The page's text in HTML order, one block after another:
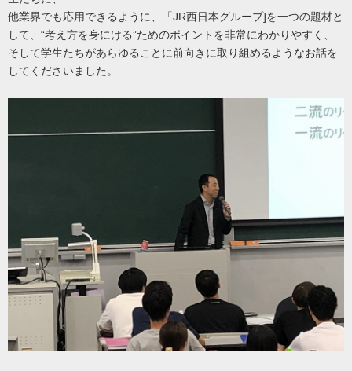
他業界でも応用できるように、「JR西日本グループ]を一つの題材と
して、“考え方を身にける”ためのポイントを非常にわかりやすく、
そして学生たちがあらゆることに前向きに取り組めるようなお話を
してくださいました。